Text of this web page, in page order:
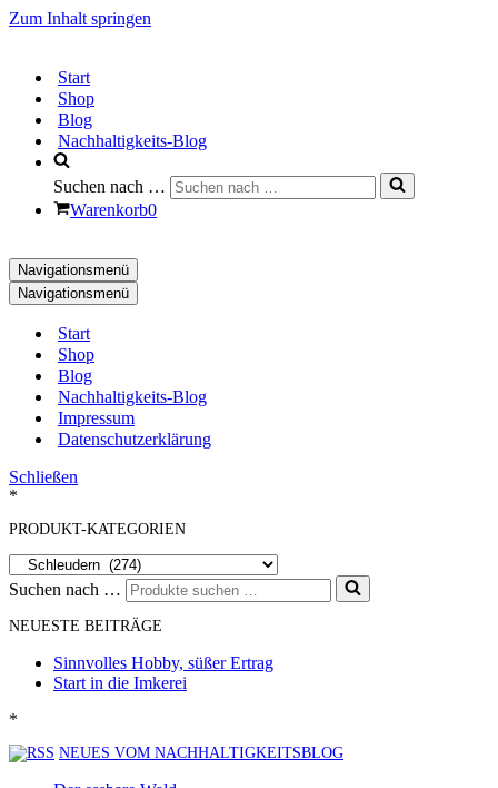
Zum Inhalt springen
Start
Shop
Blog
Nachhaltigkeits-Blog
Suchen nach …
Warenkorb0
Navigationsmenü
Navigationsmenü
Start
Shop
Blog
Nachhaltigkeits-Blog
Impressum
Datenschutzerklärung
Schließen
*
PRODUKT-KATEGORIEN
Suchen nach …
NEUESTE BEITRÄGE
Sinnvolles Hobby, süßer Ertrag
Start in die Imkerei
*
NEUES VOM NACHHALTIGKEITSBLOG